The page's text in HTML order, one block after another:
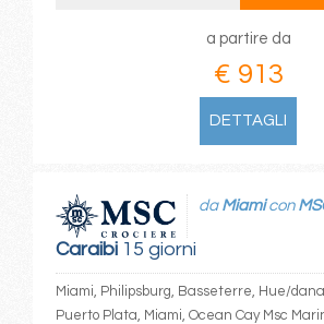
a partire da
€ 913
DETTAGLI
Caraibi15 giorni
da Miamicon
Miami, Philipsburg, Basseterre, Hue/
Puerto Plata, Miami, Ocean Cay Msc